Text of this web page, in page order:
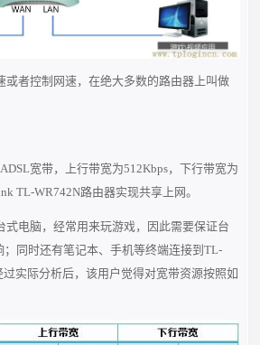
或者控制网速，在绝大多数的路由器上叫做
宽带，上行带宽为512Kbps，下行带宽为
TL-WR742N路由器实现共享上网。
式电脑，经常用来玩游戏，因此需要保证台
同时还有笔记本、手机等终端连接到TL-
实际分析后，该用户觉得对宽带资源按照如